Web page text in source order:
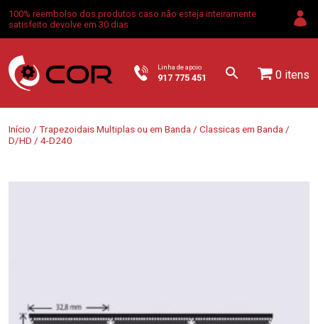
100% reembolso dos produtos caso não esteja inteiramente
satisfeito devolve em 30 dias
Linha de apoio
917 775 451 0 itens
Início / Trapezoidais Multiplas ou em Banda / Classicas em Banda /
D/HD / 4-D240